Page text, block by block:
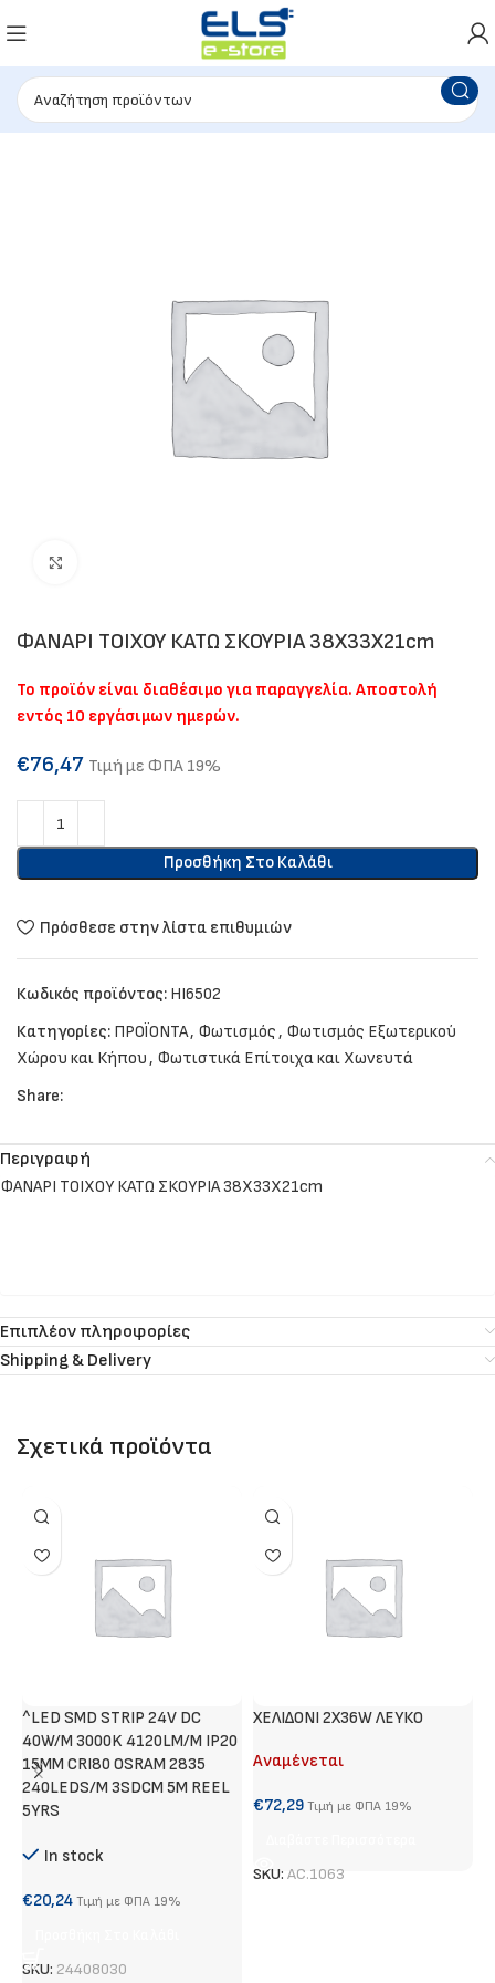
ΦΑΝΑΡΙ ΤΟΙΧΟΥ ΚΑΤΩ ΣΚΟΥΡΙΑ 38Χ33Χ21cm
Το προϊόν είναι διαθέσιμο για παραγγελία. Αποστολή
εντός 10 εργάσιμων ημερών.
€76,47 Τιμή με ΦΠΑ 19%
Προσθήκη Στο Καλάθι
Πρόσθεσε στην λίστα επιθυμιών
Κωδικός προϊόντος: HI6502
Κατηγορίες: ΠΡΟΪΟΝΤΑ, Φωτισμός, Φωτισμός Εξωτερικού
Χώρου και Κήπου, Φωτιστικά Επίτοιχα και Χωνευτά
Share:
Περιγραφή
ΦΑΝΑΡΙ ΤΟΙΧΟΥ ΚΑΤΩ ΣΚΟΥΡΙΑ 38Χ33Χ21cm
Επιπλέον πληροφορίες
Shipping & Delivery
Σχετικά προϊόντα
^LED SMD STRIP 24V DC
40W/M 3000K 4120LM/M IP20
15MM CRI80 OSRAM 2835
240LEDS/M 3SDCM 5M REEL
5YRS
In stock
€20,24 Τιμή με ΦΠΑ 19%
SKU: 24408030
ΧΕΛΙΔΟΝΙ 2Χ36W ΛΕΥΚΟ
Αναμένεται
€72,29 Τιμή με ΦΠΑ 19%
SKU: AC.1063